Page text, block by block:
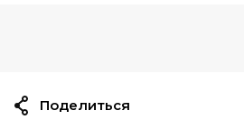
Поделиться